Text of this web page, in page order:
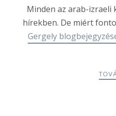
Minden az arab-izraeli
hírekben. De miért
Gergely